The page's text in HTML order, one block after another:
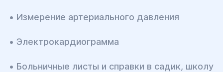
• Измерение артериального давления
• Электрокардиограмма
• Больничные листы и справки в садик, школу